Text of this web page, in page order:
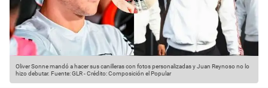
Oliver Sonne mandó a hacer sus canilleras con fotos personalizadas y Juan Reynoso no lo
hizo debutar. Fuente: GLR-Crédito: Composición el Popular